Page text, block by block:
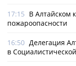
17:15 В Алтайском
пожароопасности
16:50 Делегация
в